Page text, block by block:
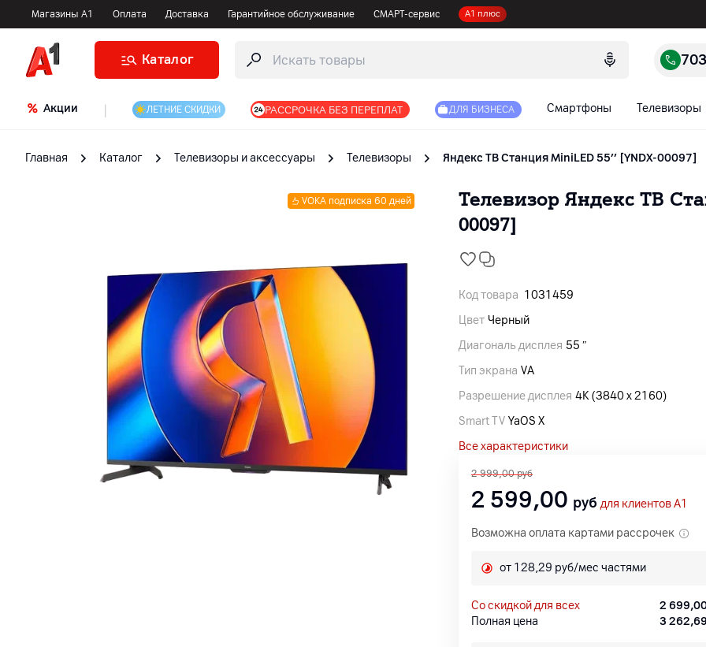
Магазины А1 Оплата Доставка Гарантийное обслуживание СМАРТ-сервис А1 плюс
Каталог
Акции ЛЕТНИЕ СКИДКИ РАССРОЧКА БЕЗ ПЕРЕПЛАТ ДЛЯ БИЗНЕСА Смартфоны Телевизоры
Главная Каталог Телевизоры и аксессуары Телевизоры Яндекс ТВ Станция MiniLED 55’’ [YNDX-00097]
VOKA подписка 60 дней
Телевизор Яндекс ТВ
00097]
Код товара 1031459
Цвет Черный
Диагональ дисплея 55 ″
Тип экрана VA
Разрешение дисплея 4K (3840 x 2160)
Smart TV YaOS X
Все характеристики
2 999,00 руб
2 599,00 руб для клиентов A1
Возможна оплата картами рассрочек
от 128,29 руб/мес частями
со скидкой для всех 2
Полная цена
3 262,69